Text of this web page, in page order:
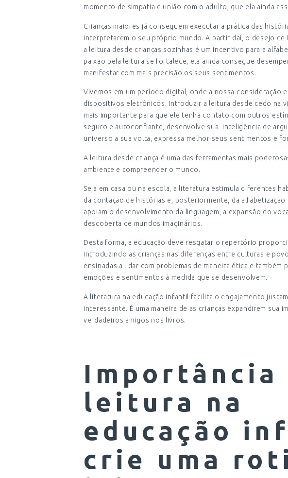
momento de simpatia e união com o adulto, que ela ainda
Crianças maiores já conseguem executar a prática das
interpretarem o seu próprio mundo. A partir daí, o desejo
a leitura desde crianças sozinhas é um incentivo para a
paixão pela leitura se fortalece, ela ainda consegue
manifestar com mais precisão os seus sentimentos.
Vivemos em um período digital, onde a nossa consideração
dispositivos eletrônicos. Introduzir a leitura desde cedo na
mais importante para que ele tenha contato com outros
seguro e autoconfiante, desenvolve sua inteligência de
universo a sua volta, expressa melhor seus sentimentos e
A leitura desde criança é uma das ferramentas mais
ambiente e compreender o mundo.
Seja em casa ou na escola, a literatura estimula diferentes
da contação de histórias e, posteriormente, da
apoiam o desenvolvimento da linguagem, a expansão do
descoberta de mundos imaginários.
Desta forma, a educação deve resgatar o repertório
introduzindo as crianças nas diferenças entre culturas e
ensinadas a lidar com problemas de maneira ética e também
emoções e sentimentos à medida que se desenvolvem.
A literatura na educação infantil facilita o engajamento
interessante. É uma maneira de as crianças expandirem sua
verdadeiros amigos nos livros.
Importância
leitura na
educação
crie uma